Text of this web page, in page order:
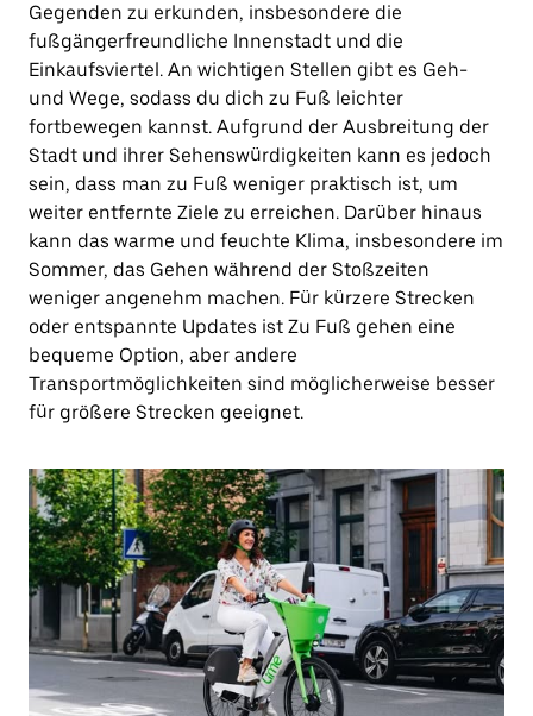
Gegenden zu erkunden, insbesondere die
fußgängerfreundliche Innenstadt und die
Einkaufsviertel. An wichtigen Stellen gibt es Geh-
und Wege, sodass du dich zu Fuß leichter
fortbewegen kannst. Aufgrund der Ausbreitung der
Stadt und ihrer Sehenswürdigkeiten kann es jedoch
sein, dass man zu Fuß weniger praktisch ist, um
weiter entfernte Ziele zu erreichen. Darüber hinaus
kann das warme und feuchte Klima, insbesondere im
Sommer, das Gehen während der Stoßzeiten
weniger angenehm machen. Für kürzere Strecken
oder entspannte Updates ist Zu Fuß gehen eine
bequeme Option, aber andere
Transportmöglichkeiten sind möglicherweise besser
für größere Strecken geeignet.